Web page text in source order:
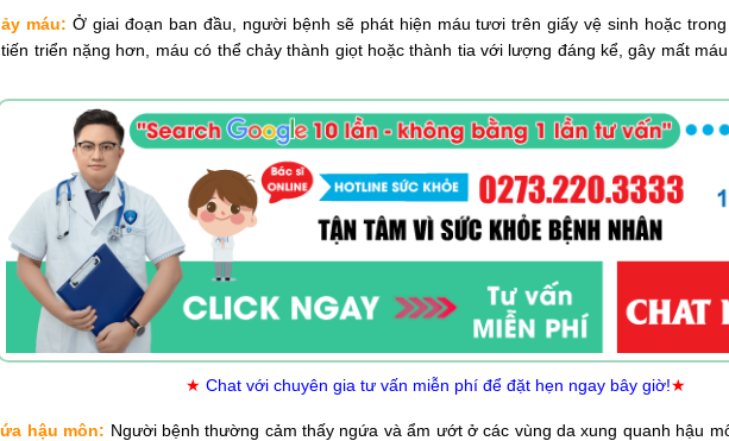
máu: Ở giai đoạn ban đầu, người bệnh sẽ phát hiện máu tươi trên giấy vệ sinh hoặc
triển nặng hơn, máu có thể chảy thành giọt hoặc thành tia với lượng đáng kể, gây mất
★ Chat với chuyên gia tư vấn miễn phí để đặt hẹn ngay bây giờ!★
hậu môn: Người bệnh thường cảm thấy ngứa và ẩm ướt ở các vùng da xung quanh hậu